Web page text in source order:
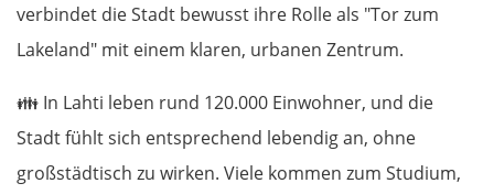
verbindet die Stadt bewusst ihre Rolle als "Tor zum
Lakeland" mit einem klaren, urbanen Zentrum.
👪 In Lahti leben rund 120.000 Einwohner, und die
Stadt fühlt sich entsprechend lebendig an, ohne
großstädtisch zu wirken. Viele kommen zum Studium,
Panevėžys
Ukmergė
Vilnius